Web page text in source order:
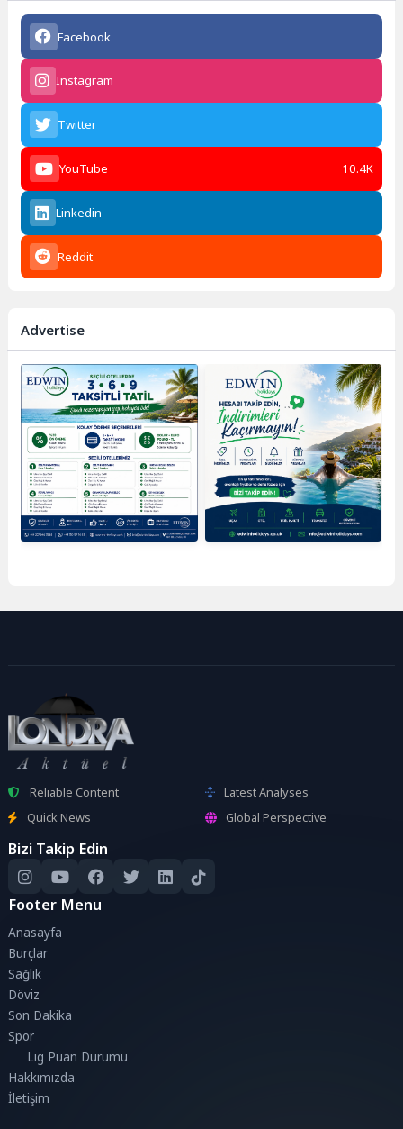
Facebook
Instagram
Twitter
YouTube 10.4K
Linkedin
Reddit
Advertise
Reliable Content
Latest Analyses
Quick News
Global Perspective
Bizi Takip Edin
Footer Menu
Anasayfa
Burçlar
Sağlık
Döviz
Son Dakika
Spor
Lig Puan Durumu
Hakkımızda
İletişim